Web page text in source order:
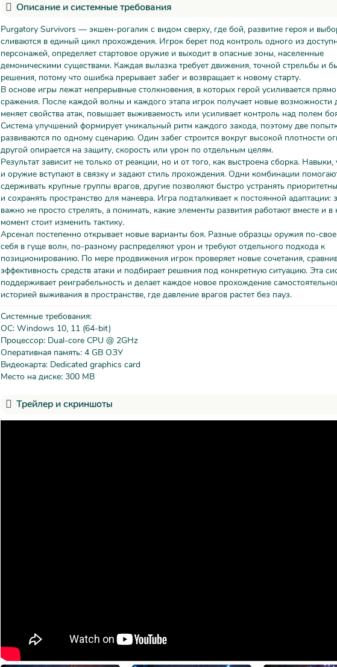
Описание и системные требования
Purgatory Survivors — экшен-рогалик с видом сверху, где бой, развитие героя и
сливаются в единый цикл прохождения. Игрок берет под контроль одного из
персонажей, определяет стартовое оружие и выходит в опасные зоны, населенные
демоническими существами. Каждая вылазка требует движения, точной стрельбы и
решения, потому что ошибка прерывает забег и возвращает к новому старту.
В основе игры лежат непрерывные столкновения, в которых герой усиливается
сражения. После каждой волны и каждого этапа игрок получает новые возможности
меняет свойства атак, повышает выживаемость или усиливает контроль над полем
Система улучшений формирует уникальный ритм каждого захода, поэтому две
развиваются по одному сценарию. Один забег строится вокруг высокой плотности
другой опирается на защиту, скорость или урон по отдельным целям.
Результат зависит не только от реакции, но и от того, как выстроена сборка. Навыки,
и оружие вступают в связку и задают стиль прохождения. Одни комбинации
сдерживать крупные группы врагов, другие позволяют быстро устранять
и сохранять пространство для маневра. Игра подталкивает к постоянной адаптации:
важно не просто стрелять, а понимать, какие элементы развития работают вместе и в
момент стоит изменить тактику.
Арсенал постепенно открывает новые варианты боя. Разные образцы оружия по-
себя в гуще волн, по-разному распределяют урон и требуют отдельного подхода к
позиционированию. По мере продвижения игрок проверяет новые сочетания,
эффективность средств атаки и подбирает решения под конкретную ситуацию. Эта
поддерживает реиграбельность и делает каждое новое прохождение
историей выживания в пространстве, где давление врагов растет без пауз.
Системные требования:
ОС: Windows 10, 11 (64-bit)
Процессор: Dual-core CPU @ 2GHz
Оперативная память: 4 GB ОЗУ
Видеокарта: Dedicated graphics card
Место на диске: 300 MB
Трейлер и скриншоты